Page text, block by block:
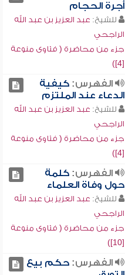
أجرة الحجام
للشيخ: عبد العزيز بن عبد الله
الراجحي
جزء من محاضرة ( فتاوى منوعة
[4])
الفهرس:كيفية
الدعاء عند الملتزم
للشيخ: عبد العزيز بن عبد الله
الراجحي
جزء من محاضرة ( فتاوى منوعة
[4])
الفهرس:كلمة
حول وفاة العلماء
للشيخ: عبد العزيز بن عبد الله
الراجحي
جزء من محاضرة ( فتاوى منوعة
[10])
الفهرس:حكم بيع